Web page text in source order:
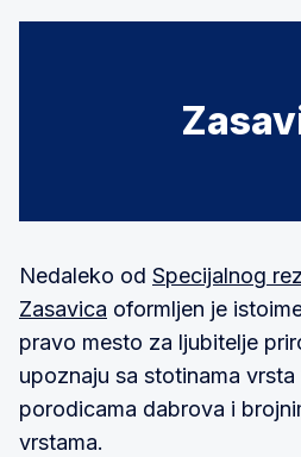
Nedaleko od Specijalnog
Zasavica oformljen je
pravo mesto za ljubitelje
upoznaju sa stotinama
porodicama dabrova i
vrstama.